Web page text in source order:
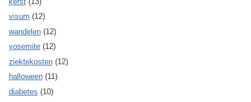
visum (12)
wandelen (12)
yosemite (12)
ziektekosten (12)
halloween (11)
diabetes (10)